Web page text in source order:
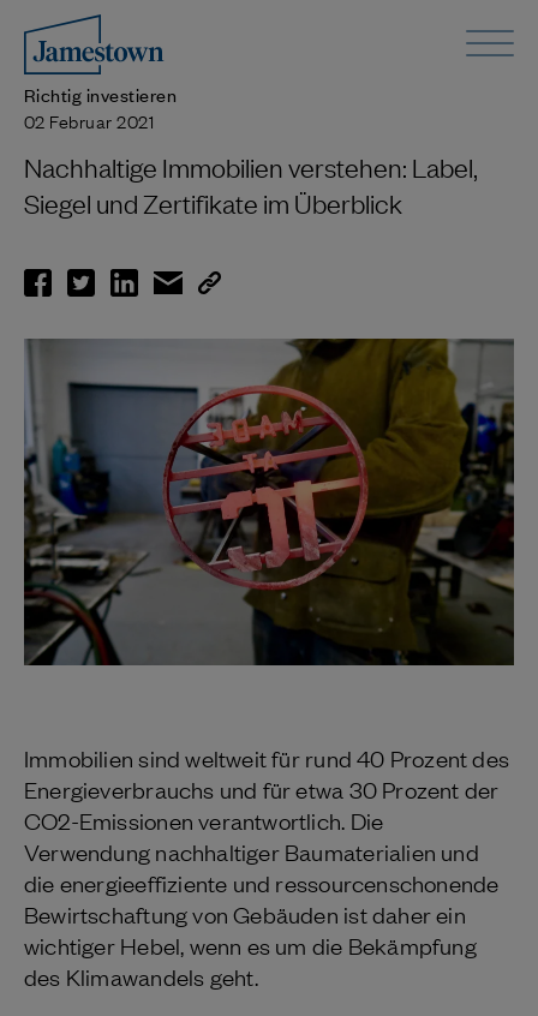
Richtig investieren
02 Februar 2021
Nachhaltige Immobilien verstehen: Label,
Siegel und Zertifikate im Überblick
Immobilien sind weltweit für rund 40 Prozent des
Energieverbrauchs und für etwa 30 Prozent der
CO2-Emissionen verantwortlich. Die
Verwendung nachhaltiger Baumaterialien und
die energieeffiziente und ressourcenschonende
Bewirtschaftung von Gebäuden ist daher ein
wichtiger Hebel, wenn es um die Bekämpfung
des Klimawandels geht.